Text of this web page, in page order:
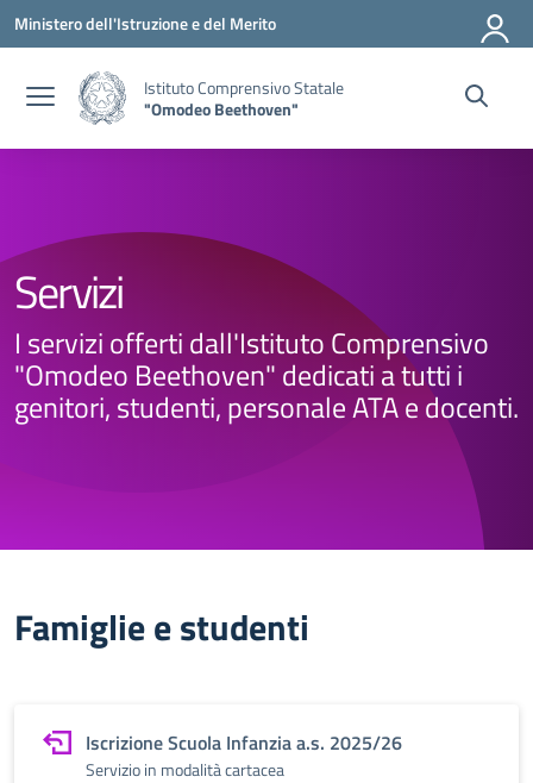
Vai ai contenuti
Vai al menu di navigazione
Vai al footer
Ministero dell'Istruzione e del Merito
Istituto Comprensivo Statale
"Omodeo Beethoven"
Servizi
I servizi offerti dall'Istituto Comprensivo
"Omodeo Beethoven" dedicati a tutti i
genitori, studenti, personale ATA e docenti.
Famiglie e studenti
Iscrizione Scuola Infanzia a.s. 2025/26
Servizio in modalità cartacea